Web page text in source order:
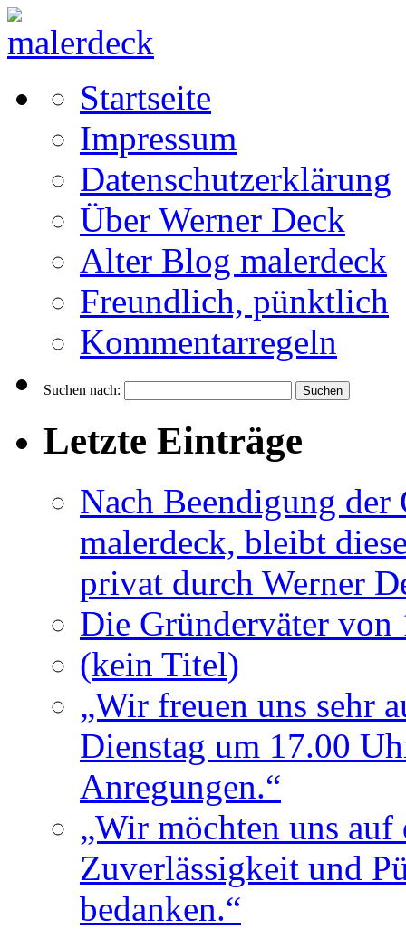
Startseite
Impressum
Datenschutzerklärung
Über Werner Deck
Alter Blog malerdeck
Freundlich, pünktlich
Kommentarregeln
Suchen nach:
Letzte Einträge
Nach Beendigung
malerdeck, bleibt
privat durch Werner
Die Gründerväter
(kein Titel)
„Wir freuen uns sehr
Dienstag um 17.00
Anregungen.“
„Wir möchten uns
Zuverlässigkeit und
bedanken.“